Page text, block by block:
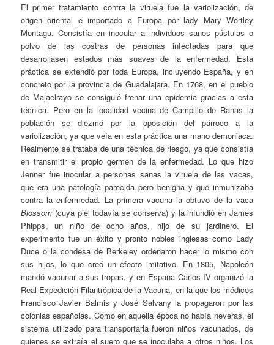
El primer tratamiento contra la viruela fue la variolización, de
origen oriental e importado a Europa por lady Mary Wortley
Montagu. Consistía en inocular a individuos sanos pústulas o
polvo de las costras de personas infectadas para que
desarrollasen estados más suaves de la enfermedad. Esta
práctica se extendió por toda Europa, incluyendo España, y en
concreto por la provincia de Guadalajara. En 1768, en el pueblo
de Majaelrayo se consiguió frenar una epidemia gracias a esta
técnica. Pero en la localidad vecina de Campillo de Ranas la
población se diezmó por la oposición del párroco a la
variolización, ya que veía en esta práctica una mano demoniaca.
Realmente se trataba de una técnica de riesgo, ya que consistía
en transmitir el propio germen de la enfermedad. Lo que hizo
Jenner fue inocu­lar a personas sanas la viruela de las vacas,
que era una patología parecida pero benigna y que inmunizaba
contra la enfermedad. La primera vacuna la obtuvo de la vaca
Blossom (cuya piel todavía se conserva) y la infundió en James
Phipps, un niño de ocho años, hijo de su jardinero. El
experimento fue un éxito y pronto nobles inglesas como Lady
Duce o la condesa de Berkeley ordenaron hacer lo mismo con
sus hijos, lo que creó un efecto imitativo. En 1805, Napoleón
mandó vacunar a sus tropas, y en España Carlos IV organizó la
Real Expedición Filantrópica de la Vacuna, en la que los médicos
Francisco Javier Balmis y José Salvany la propagaron por las
colonias españolas. Como en aquella época no había neveras, el
sistema utilizado para transportarla fueron niños vacunados, de
quienes se extraía el suero que se inoculaba a otros niños. Los